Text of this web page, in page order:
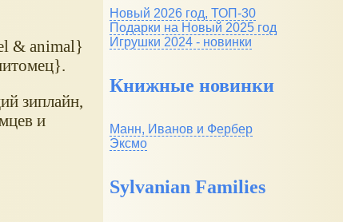
& animal}
зиплайн,
и
Новый 2026 год, ТОП-30
Подарки на Новый 2025 год
Игрушки 2024 - новинки
Книжные новинки
Манн, Иванов и Фербер
Эксмо
Sylvanian Families